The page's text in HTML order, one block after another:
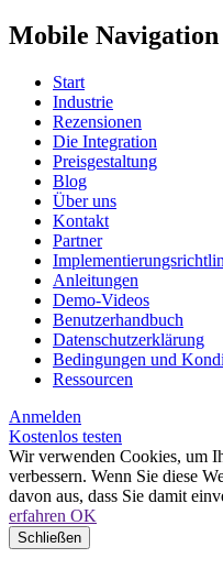
Mobile Navigation
Start
Industrie
Rezensionen
Die Integration
Preisgestaltung
Blog
Über uns
Kontakt
Partner
Anleitungen
Demo-Videos
Benutzerhandbuch
Datenschutzerklärung
Bedingungen und
Ressourcen
Anmelden
Kostenlos testen
Wir verwenden Cookies, um
verbessern. Wenn Sie diese
davon aus, dass Sie damit
erfahren OK
Schließen